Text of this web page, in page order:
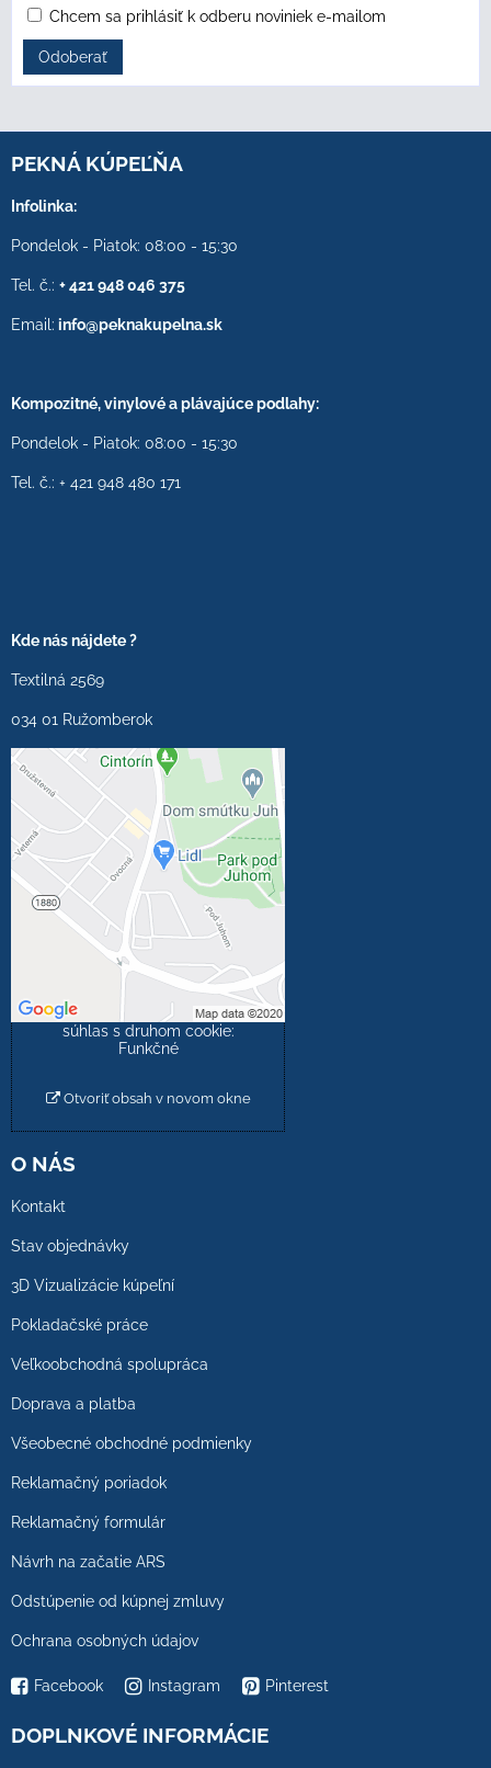
Chcem sa prihlásiť k odberu noviniek e-mailom
Odoberať
PEKNÁ KÚPEĽŇA
Infolinka:
Pondelok - Piatok: 08:00 - 15:30
Tel. č.: + 421 948 046 375
Email: info@peknakupelna.sk
Kompozitné, vinylové a plávajúce podlahy:
Pondelok - Piatok: 08:00 - 15:30
Tel. č.: + 421 948 480 171
Kde nás nájdete ?
Textilná 2569
034 01 Ružomberok
Externý obsah je
blokovaný Voľbami
súkromia
Prajete si načítať externý
obsah?
Povoliť tentokrát
Povoliť a zapamätať -
súhlas s druhom cookie:
Funkčné
Otvoriť obsah v novom okne
O NÁS
Kontakt
Stav objednávky
3D Vizualizácie kúpeľní
Pokladačské práce
Veľkoobchodná spolupráca
Doprava a platba
Všeobecné obchodné podmienky
Reklamačný poriadok
Reklamačný formulár
Návrh na začatie ARS
Odstúpenie od kúpnej zmluvy
Ochrana osobných údajov
Facebook Instagram Pinterest
DOPLNKOVÉ INFORMÁCIE